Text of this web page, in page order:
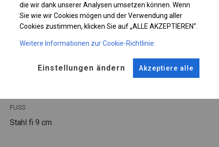
KONSTRUKTION
SUMMER PLUS
ANSCHLÜSSE
FUSS
Stahl fi 9 cm
die wir dank unserer Analysen umsetzen können. Wenn
Sie wie wir Cookies mögen und der Verwendung aller
Cookies zustimmen, klicken Sie auf „ALLE AKZEPTIEREN“.
Weitere Informationen zur Cookie-Richtlinie
Einstellungen ändern Akzeptiere alle